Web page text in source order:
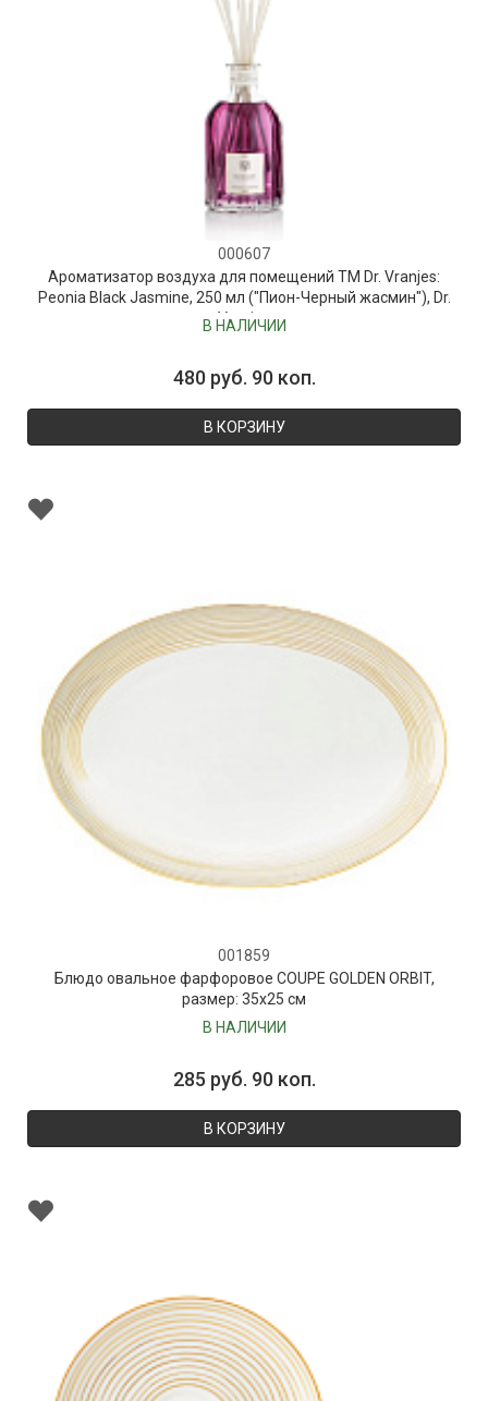
000607
Ароматизатор воздуха для помещений ТМ Dr. Vranjes:
Peonia Black Jasmine, 250 мл ("Пион-Черный жасмин"), Dr.
Vranjes
В НАЛИЧИИ
480 руб. 90 коп.
В КОРЗИНУ
001859
Блюдо овальное фарфоровое COUPE GOLDEN ORBIT,
размер: 35х25 см
В НАЛИЧИИ
285 руб. 90 коп.
В КОРЗИНУ